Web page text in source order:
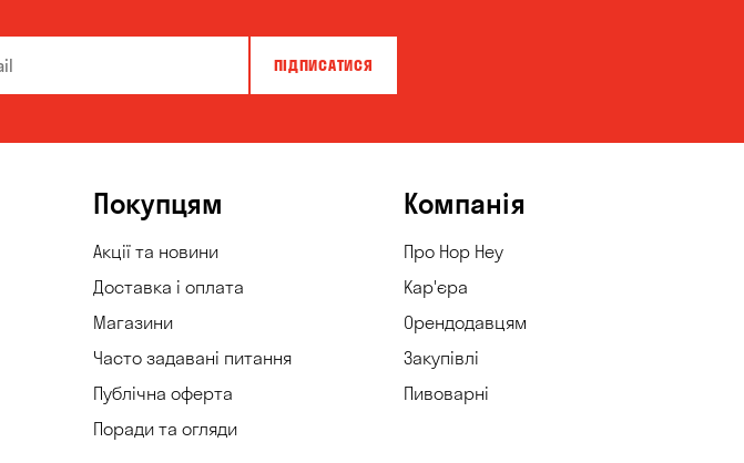
ПІДПИСАТИСЯ
Покупцям
Акції та новини
Доставка і оплата
Магазини
Часто задавані питання
Публічна оферта
Поради та огляди
Компанія
Про Hop Hey
Кар'єра
Орендодавцям
Закупівлі
Пивоварні